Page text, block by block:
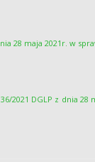
28 maja 2021r. w
2021 DGLP z dnia 28